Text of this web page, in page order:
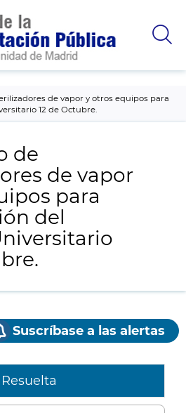
de vapor y otros equipos para
12 de Octubre.
de
de vapor
para
del
Suscríbase a las alertas
Resuelta